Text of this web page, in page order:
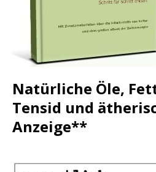
Natürliche Öle,
Tensid und
Anzeige**